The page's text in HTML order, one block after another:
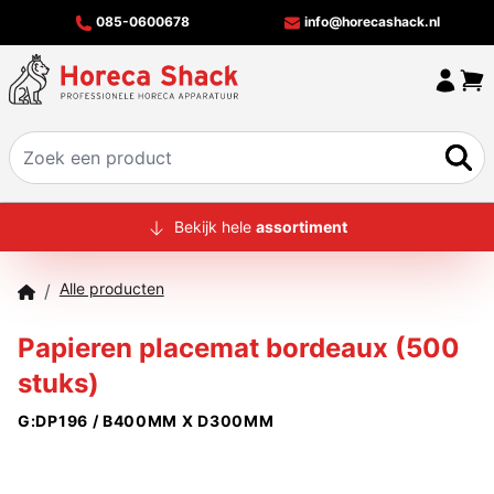
085-0600678 info@horecashack.nl
HOME
MERKEN
CONTACT
Bekijk hele assortiment
/ Alle producten
Papieren placemat bordeaux (500
stuks)
G:DP196 / B400MM X D300MM